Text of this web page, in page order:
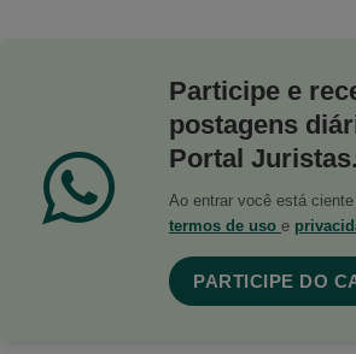
Participe e
postagens
Portal Juristas.
Ao entrar você está
termos de uso e
PARTICIPE DO